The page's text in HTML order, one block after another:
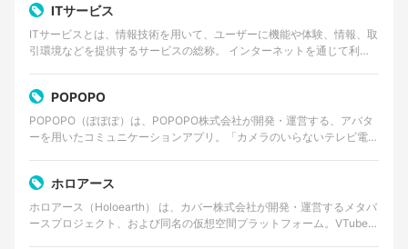
ITサービス
ITサービスとは、情報技術を用いて、ユーザーに機能や体験、情報、取
引環境などを提供するサービスの総称。 インターネットを通じて利用
POPOPO
POPOPO（ぽぽぽ）は、POPOPO株式会社が開発・運営する、アバタ
ーを用いたコミュニケーションアプリ。「カメラのいらないテレビ電
ホロアース
ホロアース（Holoearth） は、カバー株式会社が開発・運営するメタバ
ースプロジェクト、および同名の仮想空間プラットフォーム。VTuber